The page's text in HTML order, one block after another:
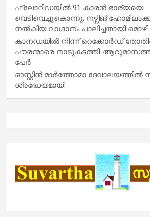
ഫ്ലോറിഡയിൽ 91 കാരൻ ഭാര്യയെ
വെടിവെച്ചുകൊന്നു; നഴ്സിങ്
നൽകിയ വാഗ്ദാനം പാലിച്ചതായി മൊഴി
കാനഡയിൽ നിന്ന് റെക്കോർഡ്
പൗരന്മാരെ നാടുകടത്തി;
പേർ
ഓസ്റ്റിൻ മാർത്തോമാ ദേവാലയത്തിൽ
ശ്രദ്ധേയമായി